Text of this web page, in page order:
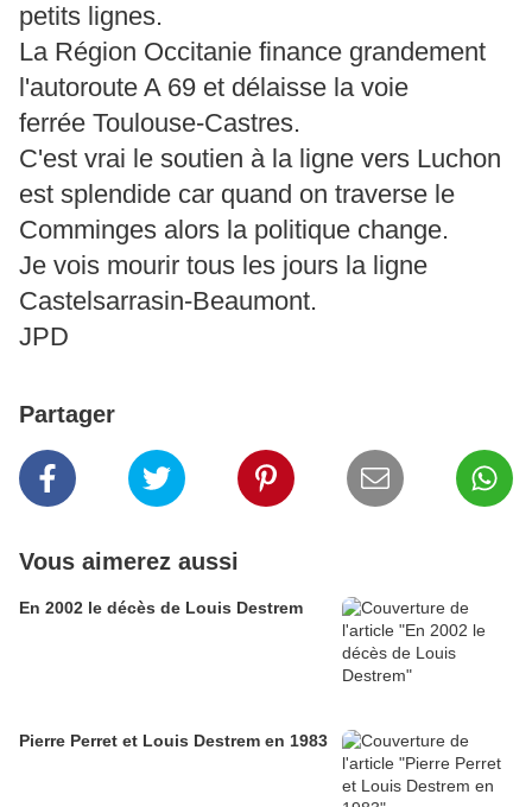
petits lignes.
La Région Occitanie finance grandement
l'autoroute A 69 et délaisse la voie
ferrée Toulouse-Castres.
C'est vrai le soutien à la ligne vers Luchon
est splendide car quand on traverse le
Comminges alors la politique change.
Je vois mourir tous les jours la ligne
Castelsarrasin-Beaumont.
JPD
Partager
Vous aimerez aussi
En 2002 le décès de Louis Destrem
Pierre Perret et Louis Destrem en 1983